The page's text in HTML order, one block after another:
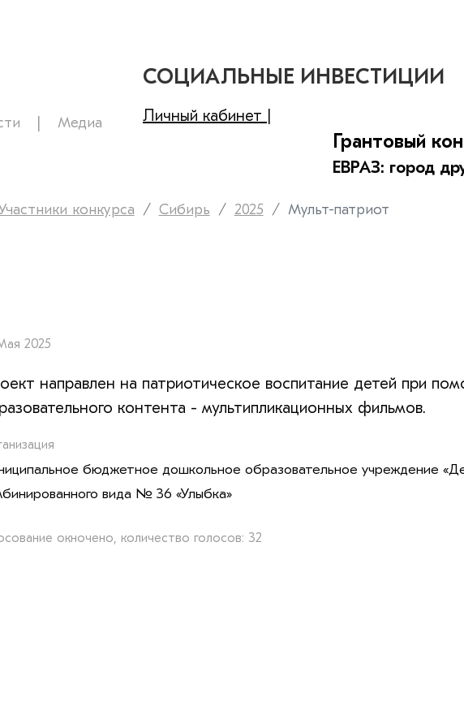
СОЦИАЛЬНЫЕ ИНВЕСТИЦИИ
Медиа Личный кабинет |
Грантовый
ЕВРАЗ: город
конкурса Сибирь 2025 Мульт-патриот
2025
направлен на патриотическое воспитание детей при
контента - мультипликационных фильмов.
бюджетное дошкольное образовательное учреждение
вида № 36 «Улыбка»
окночено, количество голосов: 32